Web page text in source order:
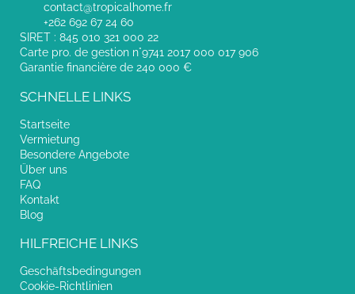
contact@tropicalhome.fr
+262 692 67 24 60
SIRET : 845 010 321 000 22
Carte pro. de gestion n°9741 2017 000 017 906
Garantie financière de 240 000 €
SCHNELLE LINKS
Startseite
Vermietung
Besondere Angebote
Über uns
FAQ
Kontakt
Blog
HILFREICHE LINKS
Geschäftsbedingungen
Cookie-Richtlinien